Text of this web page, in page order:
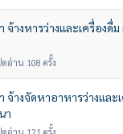
างหารว่างและเครื่องดื่ม
อ่าน 108 ครั้ง
างจัดหาอาหารว่างและ
า